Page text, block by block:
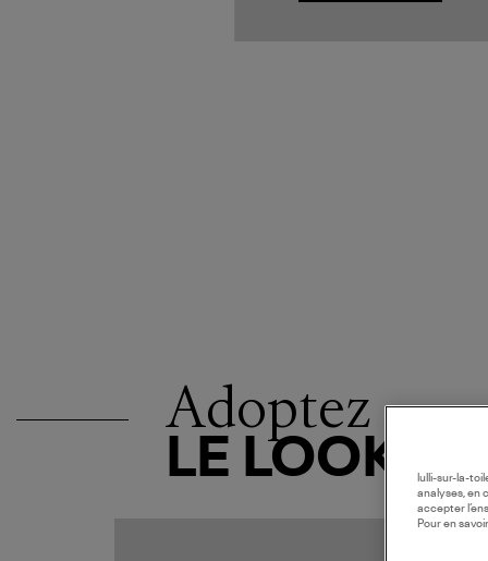
Adoptez
LE LOOK
lulli-sur-la-
analyses, en
accepter
Pour en